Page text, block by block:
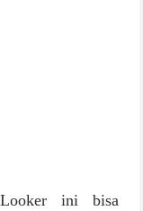
ini bisa